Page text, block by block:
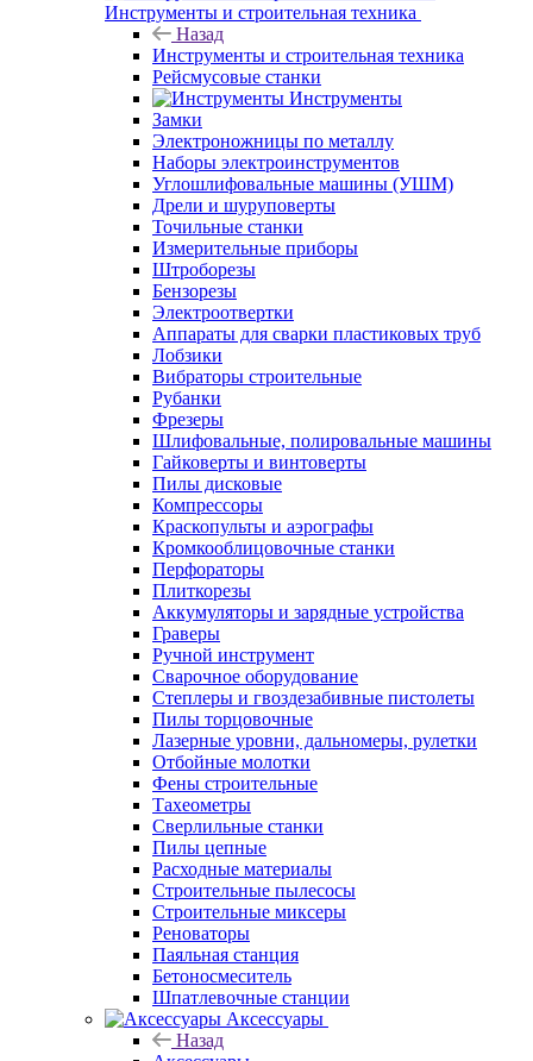
Инструменты и строительная техника
Назад
Инструменты и строительная техника
Рейсмусовые станки
Инструменты
Замки
Электроножницы по металлу
Наборы электроинструментов
Углошлифовальные машины (УШМ)
Дрели и шуруповерты
Точильные станки
Измерительные приборы
Штроборезы
Бензорезы
Электроотвертки
Аппараты для сварки пластиковых труб
Лобзики
Вибраторы строительные
Рубанки
Фрезеры
Шлифовальные, полировальные машины
Гайковерты и винтоверты
Пилы дисковые
Компрессоры
Краскопульты и аэрографы
Кромкооблицовочные станки
Перфораторы
Плиткорезы
Аккумуляторы и зарядные устройства
Граверы
Ручной инструмент
Сварочное оборудование
Степлеры и гвоздезабивные пистолеты
Пилы торцовочные
Лазерные уровни, дальномеры, рулетки
Отбойные молотки
Фены строительные
Тахеометры
Сверлильные станки
Пилы цепные
Расходные материалы
Строительные пылесосы
Строительные миксеры
Реноваторы
Паяльная станция
Бетоносмеситель
Шпатлевочные станции
Аксессуары
Назад